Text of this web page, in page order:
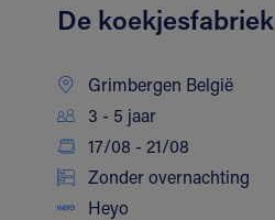
De koekjesfabriek
Grimbergen België
3 - 5 jaar
17/08 - 21/08
Zonder overnachting
Heyo